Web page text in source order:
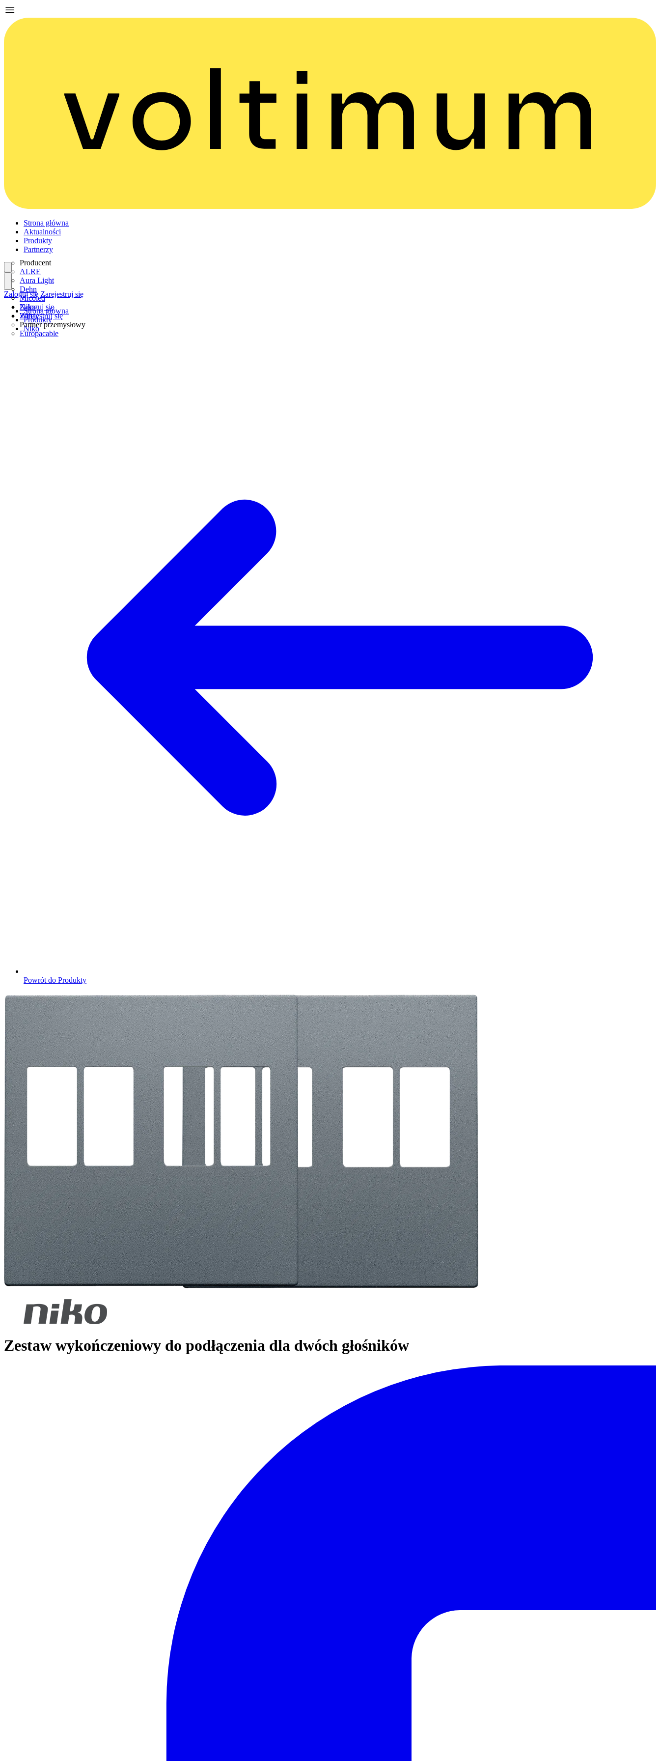
Strona główna
Aktualności
Produkty
Partnerzy
Producent
ALRE
Aura Light
Dehn
Micoled
Niko
Wiha
Partner przemysłowy
Europacable
Zaloguj się
Zarejestruj się
Zaloguj się Zarejestruj się
Strona główna
Produkty
Niko
Powrót do Produkty
Zestaw wykończeniowy do podłączenia dla dwóch głośników